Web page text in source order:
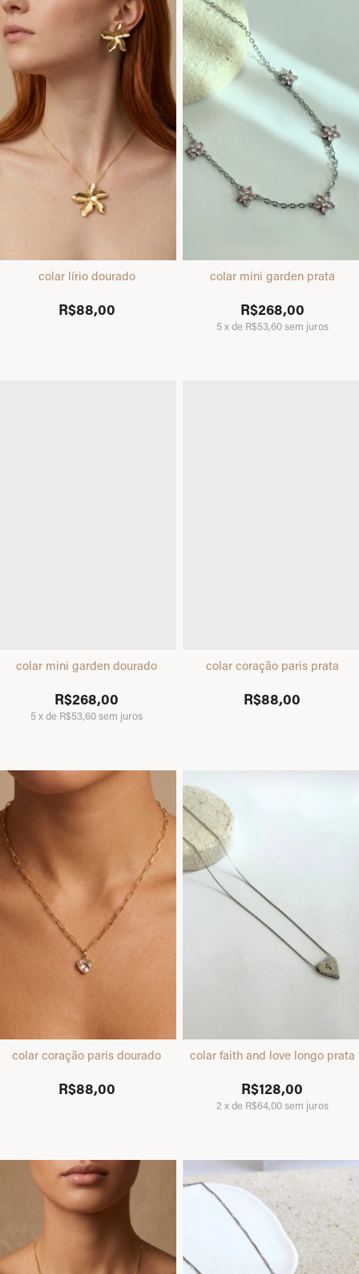
colar lírio dourado
R$88,00
colar mini garden prata
R$268,00
5xde R$53,60sem juros
colar mini garden dourado
R$268,00
5xde R$53,60sem juros
colar coração paris prata
R$88,00
colar coração paris dourado
R$88,00
colar faith and love longo prata
R$128,00
2 xde R$64,00sem juros